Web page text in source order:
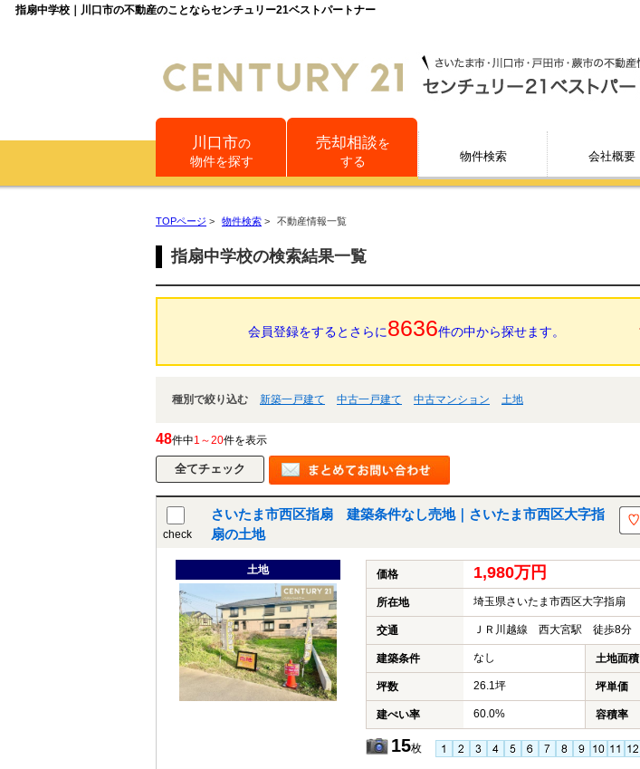
指扇中学校｜川口市の不動産のことならセンチュリー21ベストパートナー
川口市の
物件を探す
売却相談を
する
物件検索 会社概要
TOPページ > 物件検索 > 不動産情報一覧
指扇中学校の検索結果一覧
会員登録をするとさらに8636件の中から探せます。
種別で絞り込む 新築一戸建て 中古一戸建て 中古マンション 土地
48件中1～20件を表示
check
さいたま市西区指扇 建築条件なし売地｜さいたま市西区大字指
扇の土地
土地 価格 1,980万円
所在地 埼玉県さいたま市西区大字指扇
交通 ＪＲ川越線 西大宮駅 徒歩8分
建築条件 なし 土地面積
坪数 26.1坪 坪単価
建ぺい率 60.0% 容積率
15枚